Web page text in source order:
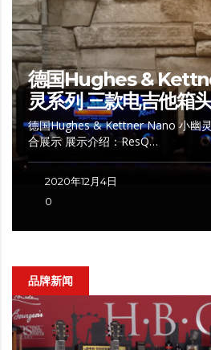
德国Hughes &
灵系列 三款电吉他箱
德国Hughes & Kettner Nano 小幽
合展示 展示介绍：ResQ…
2020年12月4日
0
品牌新闻